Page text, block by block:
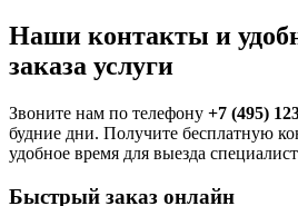
Наши контакты и
заказа услуги
Звоните нам по телефону +7 (495)
будние дни. Получите бесплатную
удобное время для выезда
Быстрый заказ онлайн